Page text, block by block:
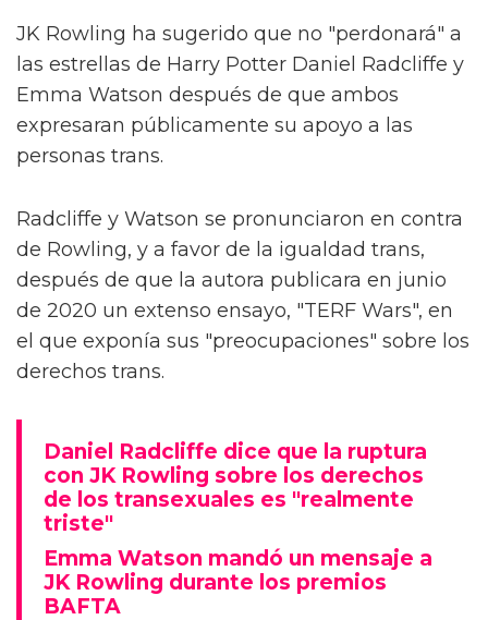
JK Rowling ha sugerido que no "perdonará" a
las estrellas de Harry Potter Daniel Radcliffe y
Emma Watson después de que ambos
expresaran públicamente su apoyo a las
personas trans.
Radcliffe y Watson se pronunciaron en contra
de Rowling, y a favor de la igualdad trans,
después de que la autora publicara en junio
de 2020 un extenso ensayo, "TERF Wars", en
el que exponía sus "preocupaciones" sobre los
derechos trans.
Daniel Radcliffe dice que la ruptura
con JK Rowling sobre los derechos
de los transexuales es "realmente
triste"
Emma Watson mandó un mensaje a
JK Rowling durante los premios
BAFTA